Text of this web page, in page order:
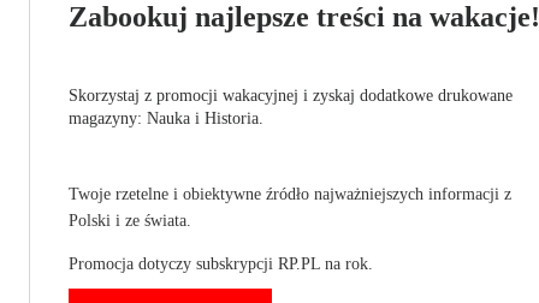
Zabookuj najlepsze treści na wakacje!
Skorzystaj z promocji wakacyjnej i zyskaj dodatkowe drukowane
magazyny: Nauka i Historia.
Twoje rzetelne i obiektywne źródło najważniejszych informacji z
Polski i ze świata.
Promocja dotyczy subskrypcji RP.PL na rok.